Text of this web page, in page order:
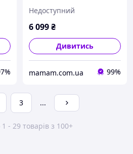
Недоступний
6 099₴
Дивитись
mamam.com.ua 99%
3 ...
- 29 товарів з 100+